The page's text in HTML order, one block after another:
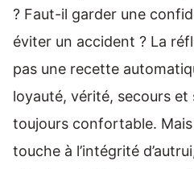
? Faut-il garder une
éviter un accident ? La
pas une recette
loyauté, vérité, secours et
toujours confortable. Mais
touche à l’intégrité